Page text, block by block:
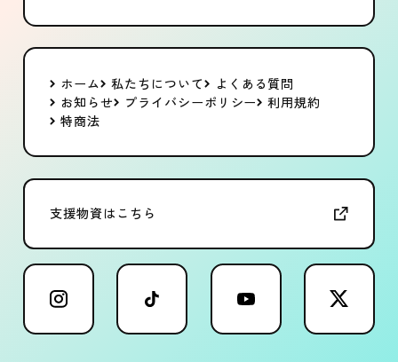
ホーム 私たちについて
よくある質問
お知らせ
プライバシーポリシー 利用規約
特商法
支援物資はこちら